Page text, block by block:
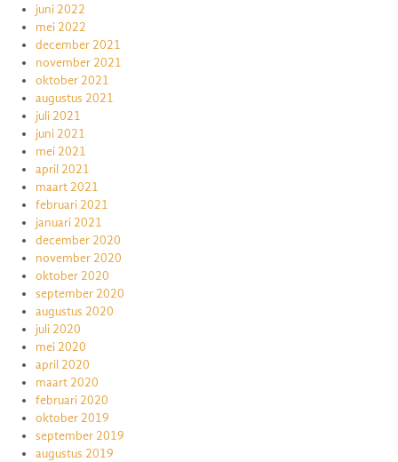
juni 2022
mei 2022
december 2021
november 2021
oktober 2021
augustus 2021
juli 2021
juni 2021
mei 2021
april 2021
maart 2021
februari 2021
januari 2021
december 2020
november 2020
oktober 2020
september 2020
augustus 2020
juli 2020
mei 2020
april 2020
maart 2020
februari 2020
oktober 2019
september 2019
augustus 2019